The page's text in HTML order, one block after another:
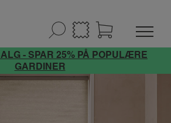
- SPAR 25% PÅ POPULÆRE
GARDINER